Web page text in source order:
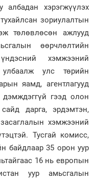
албадан хэрэгжүүлэх
зориулалтын
төлөвлөсөн ажлууд
өөрчлөлтийн
хэмжээний
улбаалж улс төрийн
яамд, агентлагууд
дэмждэггүй гээд олон
дарга, эрдэмтэн,
хэмжээний
Тусгай комисс,
байдлаар 35 орон уур
16 нь европын
уур амьсгалын